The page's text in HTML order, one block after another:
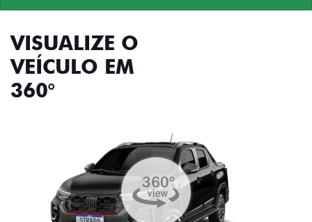
VISUALIZE O
VEÍCULO EM
360°